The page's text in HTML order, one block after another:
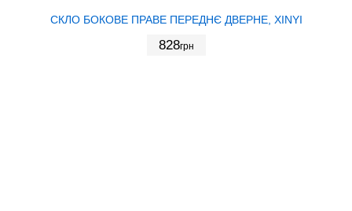
СКЛО БОКОВЕ ПРАВЕ ПЕРЕДНЄ ДВЕРНЕ, XINYI
828грн